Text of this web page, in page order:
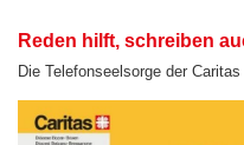
Reden hilft, schreiben
Die Telefonseelsorge der Caritas